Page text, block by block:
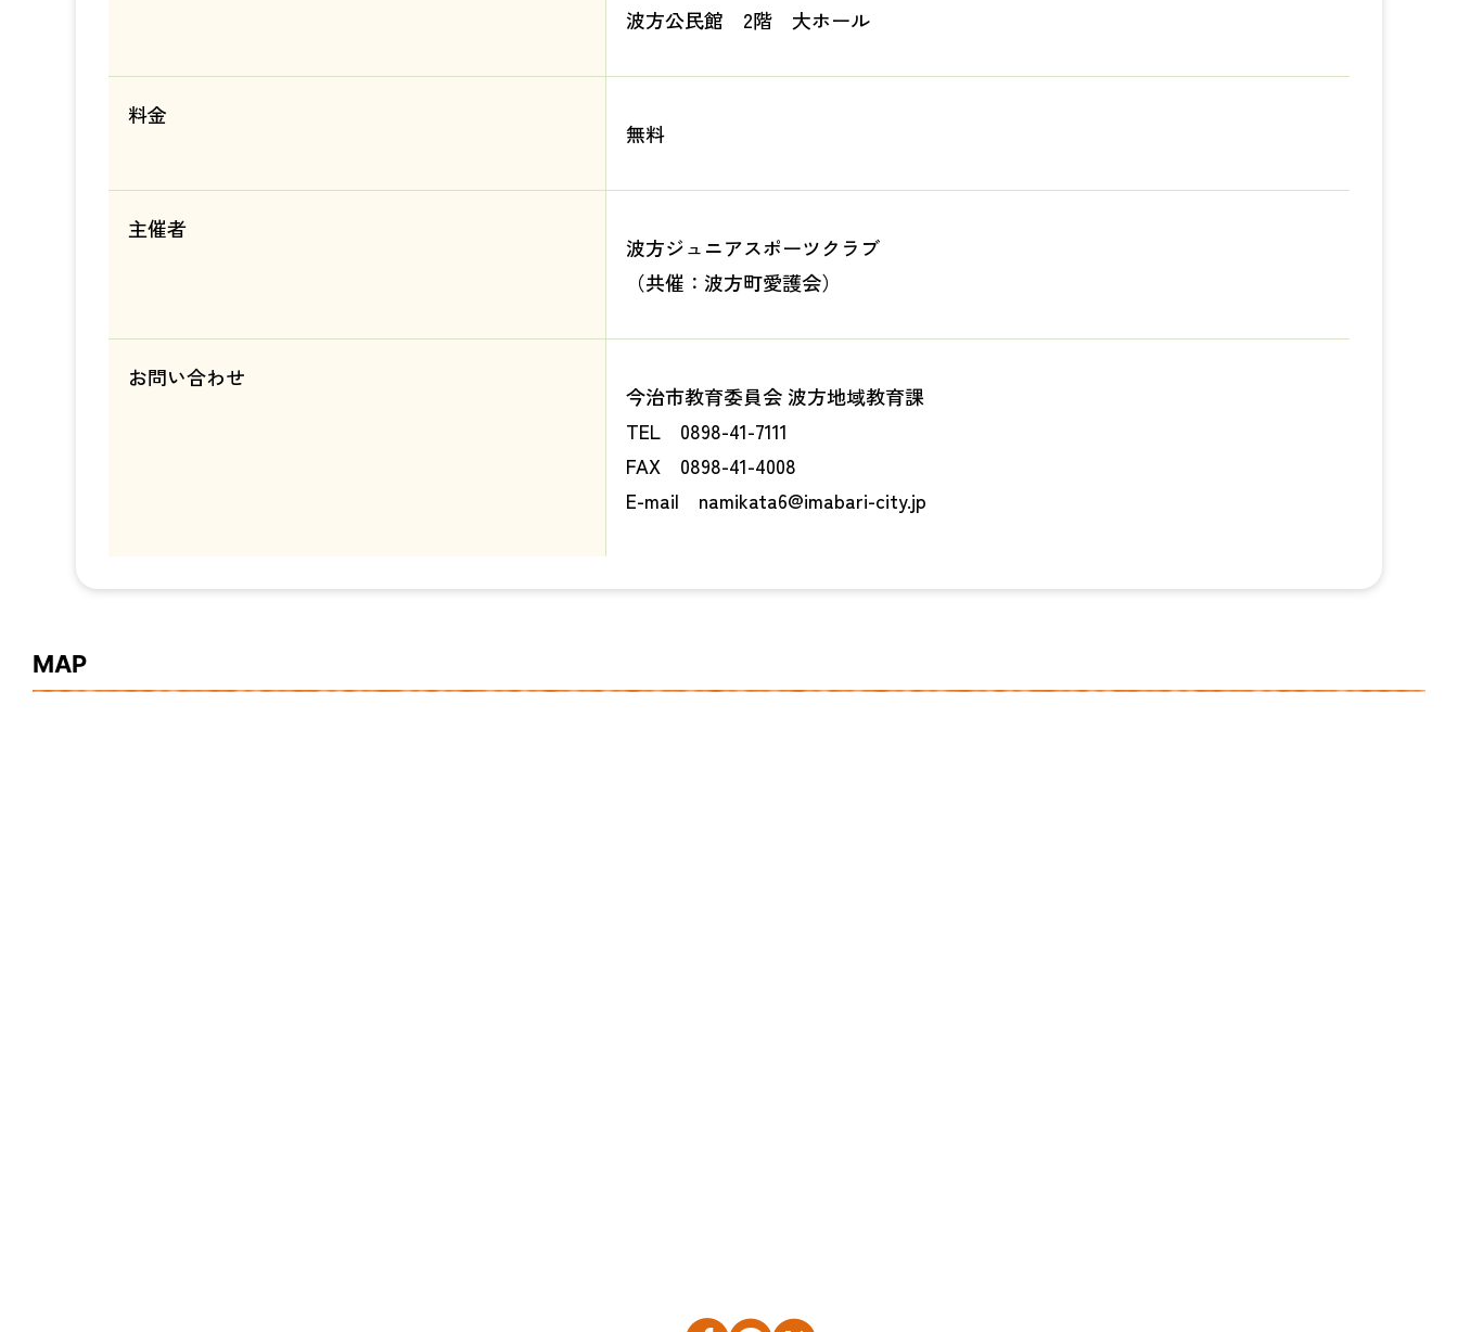
波方公民館 2階 大ホール
料金
無料
主催者
波方ジュニアスポーツクラブ
（共催：波方町愛護会）
お問い合わせ
今治市教育委員会 波方地域教育課
TEL 0898-41-7111
FAX 0898-41-4008
E-mail namikata6@imabari-city.jp
MAP